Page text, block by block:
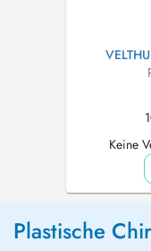
Keine
Plastische